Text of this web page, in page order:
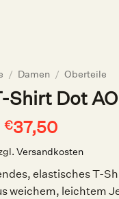
/ Damen / Oberteile
Shirt Dot
Ursprünglicher
Preis
war:
€75,00
€37,50Aktueller
ist:
€37,50.
Versandkosten
elastisches T-
weichem, leichtem